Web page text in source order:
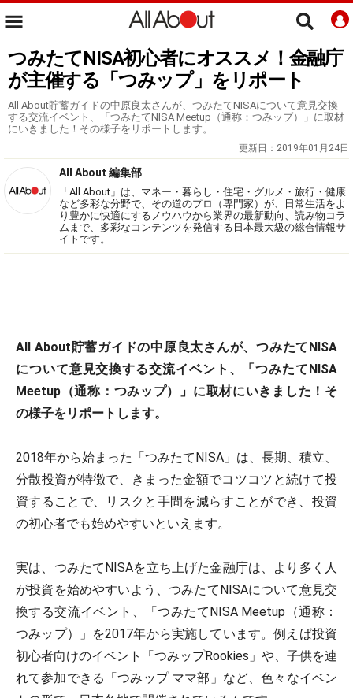
つみたてNISA初心者にオススメ！金融庁
が主催する「つみップ」をリポート
All About貯蓄ガイドの中原良太さんが、つみたてNISAについて意見交換
する交流イベント、「つみたてNISA Meetup（通称：つみップ）」に取材
にいきました！その様子をリポートします。
更新日： 2019年01月24日
All About 編集部
「All About」は、マネー・暮らし・住宅・グルメ・旅行・健康
など多彩な分野で、その道のプロ（専門家）が、日常生活をよ
り豊かに快適にするノウハウから業界の最新動向、読み物コラ
ムまで、多彩なコンテンツを発信する日本最大級の総合情報サ
イトです。
All About貯蓄ガイドの中原良太さんが、つみたてNISA
について意見交換する交流イベント、「つみたてNISA
Meetup（通称：つみップ）」に取材にいきました！そ
の様子をリポートします。
2018年から始まった「つみたてNISA」は、長期、積立、
分散投資が特徴で、きまった金額でコツコツと続けて投
資することで、リスクと手間を減らすことができ、投資
の初心者でも始めやすいといえます。
実は、つみたてNISAを立ち上げた金融庁は、より多く人
が投資を始めやすいよう、つみたてNISAについて意見交
換する交流イベント、「つみたてNISA Meetup（通称：
つみップ）」を2017年から実施しています。例えば投資
初心者向けのイベント「つみップRookies」や、子供を連
れて参加できる「つみップ ママ部」など、色々なイベン